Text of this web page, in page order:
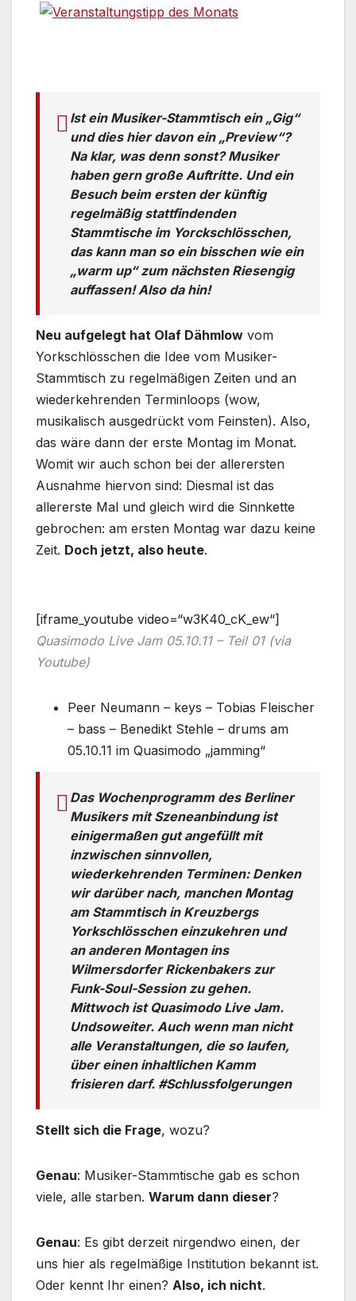
Ist ein Musiker-Stammtisch ein „Gig“
und dies hier davon ein „Preview“?
Na klar, was denn sonst? Musiker
haben gern große Auftritte. Und ein
Besuch beim ersten der künftig
regelmäßig stattfindenden
Stammtische im Yorckschlösschen,
das kann man so ein bisschen wie ein
„warm up“ zum nächsten Riesengig
auffassen! Also da hin!
Neu aufgelegt hat Olaf Dähmlow vom
Yorkschlösschen die Idee vom Musiker-
Stammtisch zu regelmäßigen Zeiten und an
wiederkehrenden Terminloops (wow,
musikalisch ausgedrückt vom Feinsten). Also,
das wäre dann der erste Montag im Monat.
Womit wir auch schon bei der allerersten
Ausnahme hiervon sind: Diesmal ist das
allererste Mal und gleich wird die Sinnkette
gebrochen: am ersten Montag war dazu keine
Zeit. Doch jetzt, also heute.
[iframe_youtube video=“w3K40_cK_ew“]
Quasimodo Live Jam 05.10.11 – Teil 01 (via
Youtube)
Peer Neumann – keys – Tobias Fleischer
– bass – Benedikt Stehle – drums am
05.10.11 im Quasimodo „jamming“
Das Wochenprogramm des Berliner
Musikers mit Szeneanbindung ist
einigermaßen gut angefüllt mit
inzwischen sinnvollen,
wiederkehrenden Terminen: Denken
wir darüber nach, manchen Montag
am Stammtisch in Kreuzbergs
Yorkschlösschen einzukehren und
an anderen Montagen ins
Wilmersdorfer Rickenbakers zur
Funk-Soul-Session zu gehen.
Mittwoch ist Quasimodo Live Jam.
Undsoweiter. Auch wenn man nicht
alle Veranstaltungen, die so laufen,
über einen inhaltlichen Kamm
frisieren darf. #Schlussfolgerungen
Stellt sich die Frage, wozu?
Genau: Musiker-Stammtische gab es schon
viele, alle starben. Warum dann dieser?
Genau: Es gibt derzeit nirgendwo einen, der
uns hier als regelmäßige Institution bekannt ist.
Oder kennt Ihr einen? Also, ich nicht.